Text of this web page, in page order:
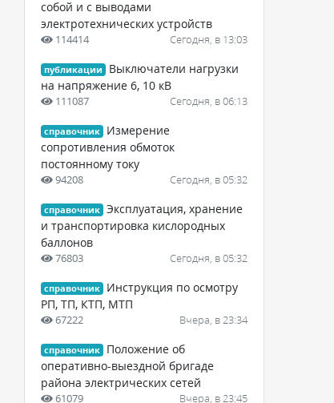
собой и с выводами
электротехнических устройств
114414 Сегодня, в 13:03
публикации
Выключатели нагрузки
на напряжение 6, 10 кВ
111087 Сегодня, в 06:13
справочник
Измерение
сопротивления обмоток
постоянному току
94208 Сегодня, в 05:32
справочник Эксплуатация, хранение
и транспортировка кислородных
баллонов
76803 Сегодня, в 05:32
справочник
Инструкция по осмотру
РП, ТП, КТП, МТП
67222 Вчера, в 23:34
справочник
Положение об
оперативно-выездной бригаде
района электрических сетей
61079 Вчера, в 23:45